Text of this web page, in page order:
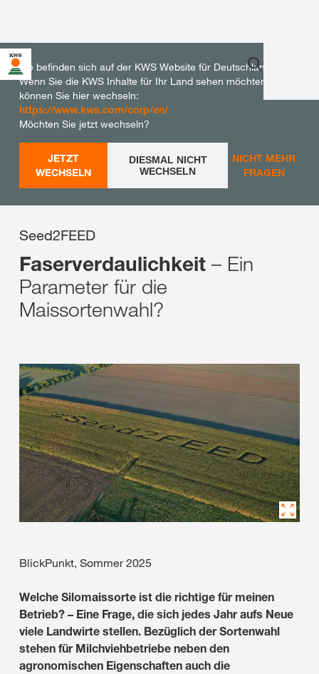
Sie befinden sich auf der KWS Website für Deutschland.
Wenn Sie die KWS Inhalte für Ihr Land sehen möchten,
können Sie hier wechseln:
https://www.kws.com/corp/en/
Möchten Sie jetzt wechseln?
JETZT
WECHSELN
DIESMAL NICHT
WECHSELN
NICHT MEHR
FRAGEN
Seed2FEED
Faserverdaulichkeit – Ein
Parameter für die
Maissortenwahl?
BlickPunkt, Sommer 2025
Welche Silomaissorte ist die richtige für meinen
Betrieb? – Eine Frage, die sich jedes Jahr aufs Neue
viele Landwirte stellen. Bezüglich der Sortenwahl
stehen für Milchviehbetriebe neben den
agronomischen Eigenschaften auch die